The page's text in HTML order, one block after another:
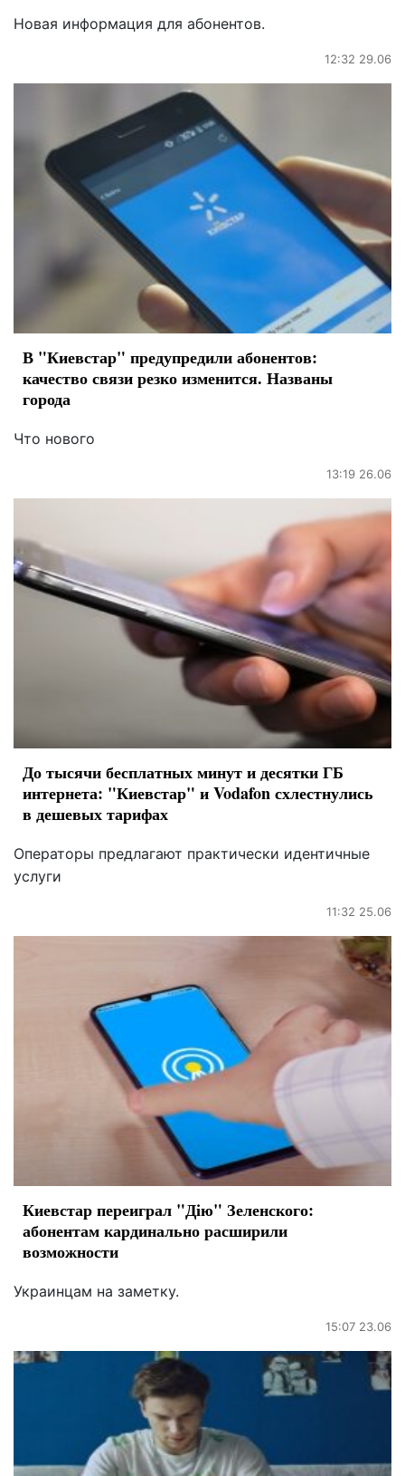
Новая информация для абонентов.
12:32 29.06
В "Киевстар" предупредили абонентов:
качество связи резко изменится. Названы
города
Что нового
13:19 26.06
До тысячи бесплатных минут и десятки ГБ
интернета: "Киевстар" и Vodafon схлестнулись
в дешевых тарифах
Операторы предлагают практически идентичные
услуги
11:32 25.06
Киевстар переиграл "Дію" Зеленского:
абонентам кардинально расширили
возможности
Украинцам на заметку.
15:07 23.06